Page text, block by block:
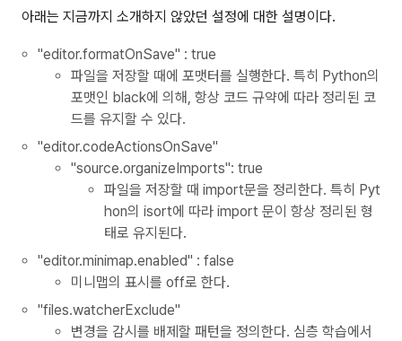
아래는 지금까지 소개하지 않았던 설정에 대한 설명이다.
"editor.formatOnSave" : true
파일을 저장할 때에 포맷터를 실행한다. 특히 Python의
포맷인 black에 의해, 항상 코드 규약에 따라 정리된 코
드를 유지할 수 있다.
"editor.codeActionsOnSave"
"source.organizeImports": true
파일을 저장할 때 import문을 정리한다. 특히 Pyt
hon의 isort에 따라 import 문이 항상 정리된 형
태로 유지된다.
"editor.minimap.enabled" : false
미니맵의 표시를 off로 한다.
"files.watcherExclude"
변경을 감시를 배제할 패턴을 정의한다. 심층 학습에서